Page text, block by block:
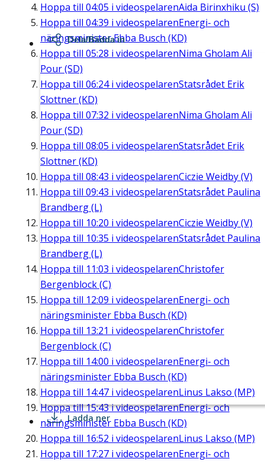
Hoppa till 04:05 i videospelarenAida Birinxhiku (S)
Hoppa till 04:39 i videospelarenEnergi- och
näringsminister Ebba Busch (KD)
Hoppa till 05:28 i videospelarenNima Gholam Ali
Pour (SD)
Hoppa till 06:24i videospelarenStatsrådet Erik
Slottner (KD)
Hoppa till 07:32 i videospelarenNima Gholam Ali
Pour (SD)
Hoppa till 08:05 i videospelarenStatsrådet Erik
Slottner (KD)
Hoppa till 08:43 i videospelarenCiczie Weidby (V)
Hoppa till 09:43 i videospelarenStatsrådet Paulina
Brandberg (L)
Hoppa till 10:20 i videospelarenCiczie Weidby (V)
Hoppa till 10:35 i videospelarenStatsrådet Paulina
Brandberg (L)
Hoppa till 11:03 i videospelarenChristofer
Bergenblock (C)
Hoppa till 12:09 i videospelarenEnergi- och
näringsminister Ebba Busch (KD)
Hoppa till 13:21 i videospelarenChristofer
Bergenblock (C)
Hoppa till 14:00 i videospelarenEnergi- och
näringsminister Ebba Busch (KD)
Hoppa till 14:47 i videospelarenLinus Lakso (MP)
Hoppa till15:43i videospelarenEnergi- och
näringsminister Ebba Busch (KD)
Hoppa till 16:52 i videospelarenLinus Lakso (MP)
Hoppa till 17:27 i videospelarenEnergi- och
Dela/Bädda in
Ladda ner